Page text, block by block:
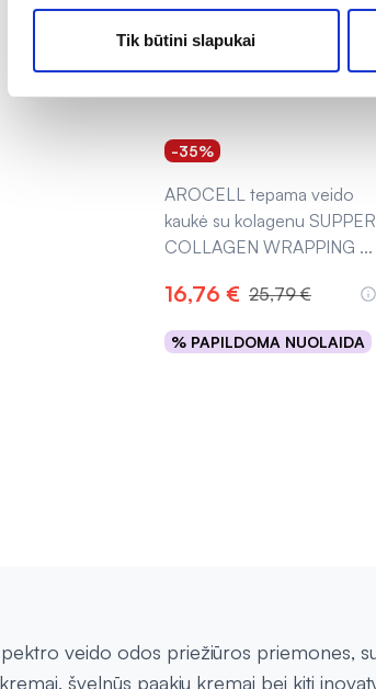
Tik būtini slapukai
-35%
AROCELL tepama veido
kaukė su kolagenu SUPPER
COLLAGEN WRAPPING ...
16,76 € 25,79 €
% PAPILDOMA NUOLAIDA
Išparduota
veido odos priežiūros priemones,
švelnūs paakių kremai bei kiti